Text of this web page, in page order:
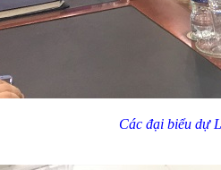
Các đại biểu dự